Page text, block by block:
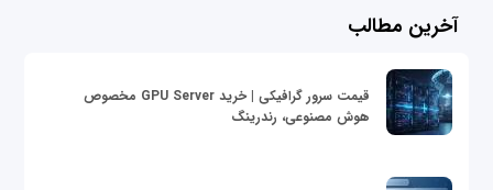
آخرین مطالب
قیمت سرور گرافیکی | خرید GPU Server مخصوص
هوش مصنوعی، رندرینگ